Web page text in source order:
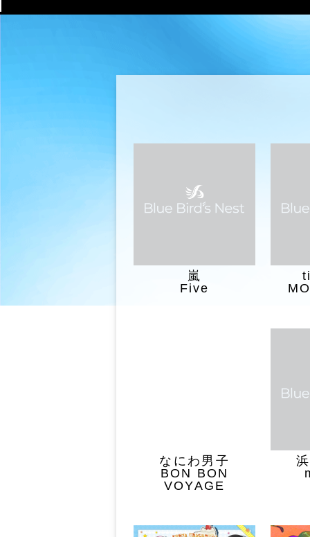
嵐
Five
なにわ男子
BON BON
VOYAGE